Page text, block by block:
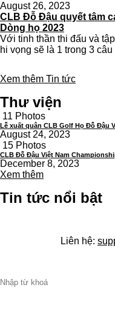
August 26, 2023
CLB Đỗ Đậu quyết tâm
Dòng họ 2023
Với tinh thần thi đấu và
hi vọng sẽ là 1 trong 3
Xem thêm Tin tức
Thư viện
11 Photos
Lễ xuất quân CLB Golf Họ Đỗ Đậu
August 24, 2023
15 Photos
CLB Đỗ Đậu Việt Nam
December 8, 2023
Xem thêm
Tin tức nổi bật
Liên hệ: